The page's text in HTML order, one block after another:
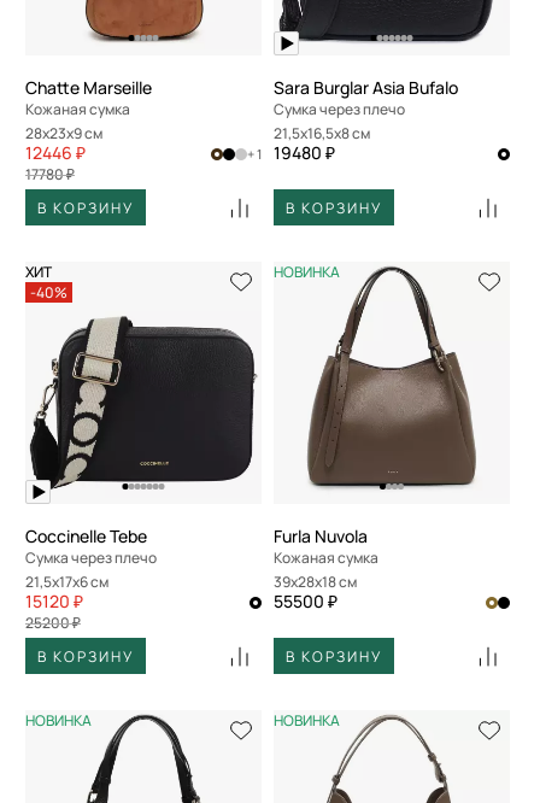
По скорости доставки
Chatte Marseille
Кожаная сумка
28x23x9 см
12446 ₽
17780 ₽
+ 1
В КОРЗИНУ
Sara Burglar Asia Bufalo
Сумка через плечо
21,5x16,5x8 см
19480 ₽
В КОРЗИНУ
ХИТ
-40%
Coccinelle Tebe
Сумка через плечо
21,5x17x6 см
15120 ₽
25200 ₽
В КОРЗИНУ
НОВИНКА
Furla Nuvola
Кожаная сумка
39x28x18 см
55500 ₽
В КОРЗИНУ
НОВИНКА НОВИНКА